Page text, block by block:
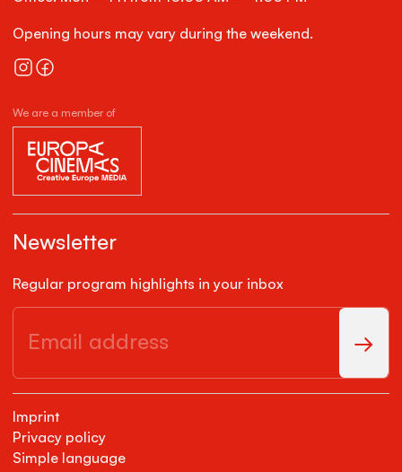
Opening hours may vary during the weekend.
We are a member of
Newsletter
Regular program highlights in your inbox
Imprint
Privacy policy
Simple language